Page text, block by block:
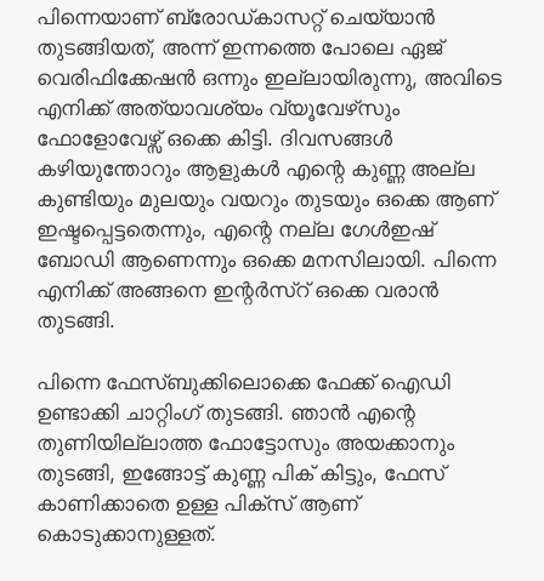
പിന്നെയാണ് ബ്രോഡ്കാസറ്റ് ചെയ്യാൻ
തുടങ്ങിയത്, അന്ന് ഇന്നത്തെ പോലെ ഏജ്
വെരിഫിക്കേഷൻ ഒന്നും ഇല്ലായിരുന്നു, അവിടെ
എനിക്ക് അത്യാവശ്യം വ്യൂവേഴ്‌സും
ഫോളോവേഴ്സ് ഒക്കെ കിട്ടി. ദിവസങ്ങൾ
കഴിയുന്തോറും ആളുകൾ എന്റെ കുണ്ണ അല്ല
കുണ്ടിയും മുലയും വയറും തുടയും ഒക്കെ ആണ്
ഇഷ്ടപ്പെട്ടതെന്നും, എന്റെ നല്ല ഗേൾഇഷ്
ബോഡി ആണെന്നും ഒക്കെ മനസിലായി. പിന്നെ
എനിക്ക് അങ്ങനെ ഇന്റർസ്റ് ഒക്കെ വരാൻ
തുടങ്ങി.
പിന്നെ ഫേസ്ബുക്കിലൊക്കെ ഫേക്ക് ഐഡി
ഉണ്ടാക്കി ചാറ്റിംഗ് തുടങ്ങി. ഞാൻ എന്റെ
തുണിയില്ലാത്ത ഫോട്ടോസും അയക്കാനും
തുടങ്ങി, ഇങ്ങോട്ട് കുണ്ണ പിക് കിട്ടും, ഫേസ്
കാണിക്കാതെ ഉള്ള പിക്സ് ആണ്
കൊടുക്കാനുള്ളത്.